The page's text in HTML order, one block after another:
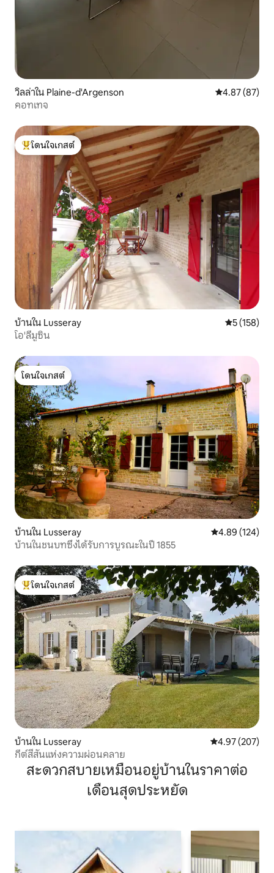
วิลล่าใน Plaine-d'Argenson คะแนนเฉลี่ย
4.87 (87)
คอทเทจ
โดนใจเกสต์ที่สุด
โดนใจเกสต์
บ้านใน Lusseray คะแนนเฉลี่ย
5 (158)
โอ'ลีมูซิน
โดนใจเกสต์
โดนใจเกสต์
บ้านใน Lusseray คะแนนเฉลี่ย
4.89 (124)
บ้านในชนบทซึ่งได้รับการบูรณะในปี 1855
โดนใจเกสต์ที่สุด
โดนใจเกสต์
บ้านใน Lusseray คะแนนเฉลี่ย
4.97 (207)
กีต์สีสันแห่งความผ่อนคลาย
สะดวกสบายเหมือนอยู่บ้านในราคาต่อ
เดือนสุดประหยัด